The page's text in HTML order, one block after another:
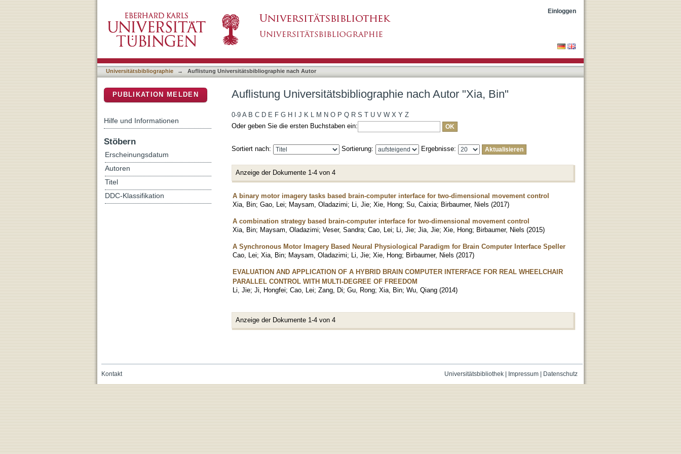
Einloggen
Universitätsbibliographie → Auflistung Universitätsbibliographie nach Autor
Auflistung Universitätsbibliographie nach Autor "Xia, Bin"
0-9 A B C D E F G H J K L M N O P Q R S T U V W X Y Z
Oder geben Sie die ersten Buchstaben ein:
Sortiert nach: Sortierung: Ergebnisse:
Anzeige der Dokumente 1-4 von 4
A binary motor imagery tasks based brain-computer interface for two-dimensional movement control
Xia, Bin; Gao, Lei; Maysam, Oladazimi; Li, Jie; Xie, Hong; Su, Caixia; Birbaumer, Niels (2017)
A combination strategy based brain-computer interface for two-dimensional movement control
Xia, Bin; Maysam, Oladazimi; Veser, Sandra; Cao, Lei; Li, Jie; Jia, Jie; Xie, Hong; Birbaumer, Niels (2015)
A Synchronous Motor Imagery Based Neural Physiological Paradigm for Brain Computer Interface Speller
Cao, Lei; Xia, Bin; Maysam, Oladazimi; Li, Jie; Xie, Hong; Birbaumer, Niels (2017)
EVALUATION AND APPLICATION OF A HYBRID BRAIN COMPUTER INTERFACE FOR REAL WHEELCHAIR
PARALLEL CONTROL WITH MULTI-DEGREE OF FREEDOM
Li, Jie; Ji, Hongfei; Cao, Lei; Zang, Di; Gu, Rong; Xia, Bin; Wu, Qiang (2014)
Anzeige der Dokumente 1-4 von 4
PUBLIKATION MELDEN
Hilfe und Informationen
Stöbern
Erscheinungsdatum
Autoren
Titel
DDC-Klassifikation
Universitätsbibliothek| Impressum| Datenschutz
Kontakt